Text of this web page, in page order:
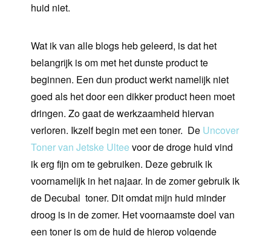
huid niet.
Wat ik van alle blogs heb geleerd, is dat het
belangrijk is om met het dunste product te
beginnen. Een dun product werkt namelijk niet
goed als het door een dikker product heen moet
dringen. Zo gaat de werkzaamheid hiervan
verloren. Ikzelf begin met een toner. De Uncover
Toner van Jetske Ultee voor de droge huid vind
ik erg fijn om te gebruiken. Deze gebruik ik
voornamelijk in het najaar. In de zomer gebruik ik
de Decubal toner. Dit omdat mijn huid minder
droog is in de zomer. Het voornaamste doel van
een toner is om de huid de hierop volgende